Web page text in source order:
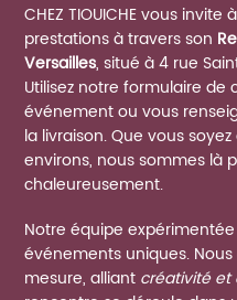
CHEZ TIOUICHE vous
prestations à travers son
Versailles, situé à 4 rue
Utilisez notre formulaire
événement ou vous
la livraison. Que vous soyez
environs, nous sommes là
chaleureusement.
Notre équipe
événements uniques.
mesure, alliant créativité